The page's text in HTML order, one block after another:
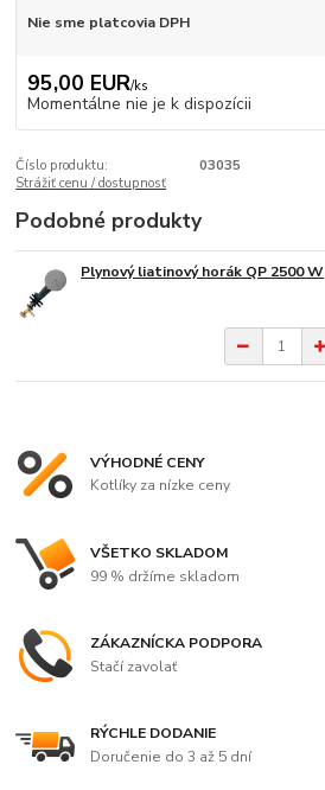
Nie sme platcovia DPH
95,00 EUR/ks
Momentálne nie je k dispozícii
Číslo produktu:
03035
Strážiť cenu / dostupnosť
Podobné produkty
Plynový liatinový horák QP 2500 W
VÝHODNÉ CENY
Kotlíky za nízke ceny
VŠETKO SKLADOM
99 % držíme skladom
ZÁKAZNÍCKA PODPORA
Stačí zavolať
RÝCHLE DODANIE
Doručenie do 3 až 5 dní